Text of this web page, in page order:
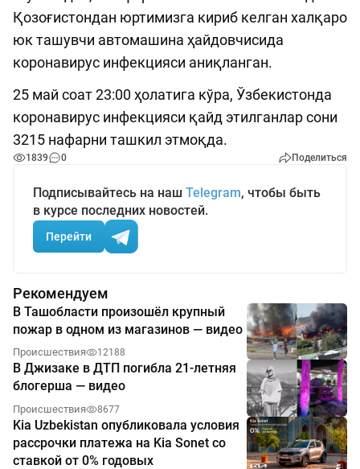
Қозоғистондан юртимизга кириб келган халқаро
юк ташувчи автомашина ҳайдовчисида
коронавирус инфекцияси аниқланган.
25 май соат 23:00 ҳолатига кўра, Ўзбекистонда
коронавирус инфекцияси қайд этилганлар сони
3215 нафарни ташкил этмоқда.
1839 0 Поделиться
Подписывайтесь на наш Telegram, чтобы быть
в курсе последних новостей.
Перейти
Рекомендуем
В Ташобласти произошёл крупный
пожар в одном из магазинов — видео
Происшествия 12188
В Джизаке в ДТП погибла 21-летняя
блогерша — видео
Происшествия 8677
Kia Uzbekistan опубликовала условия
рассрочки платежа на Kia Sonet со
ставкой от 0% годовых